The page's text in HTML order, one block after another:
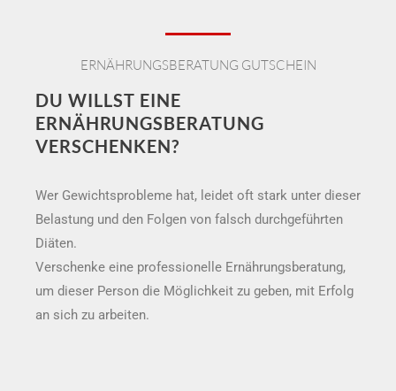
ERNÄHRUNGSBERATUNG GUTSCHEIN​
DU WILLST EINE
ERNÄHRUNGSBERATUNG
VERSCHENKEN?
Wer Gewichtsprobleme hat, leidet oft stark unter dieser
Belastung und den Folgen von falsch durchgeführten
Diäten.
Verschenke eine professionelle Ernährungsberatung,
um dieser Person die Möglichkeit zu geben, mit Erfolg
an sich zu arbeiten.